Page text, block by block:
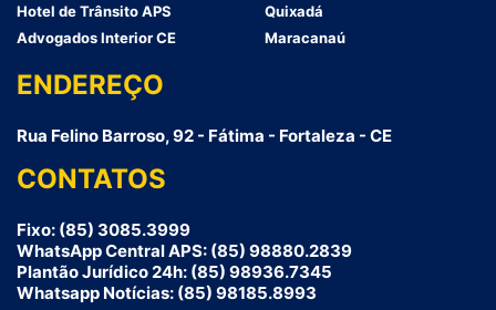
Hotel de Trânsito APS
Advogados Interior CE
Quixadá
Maracanaú
ENDEREÇO
Rua Felino Barroso, 92 - Fátima - Fortaleza - CE
CONTATOS
Fixo: (85) 3085.3999
WhatsApp Central APS: (85) 98880.2839
Plantão Jurídico 24h: (85) 98936.7345
Whatsapp Notícias: (85) 98185.8993